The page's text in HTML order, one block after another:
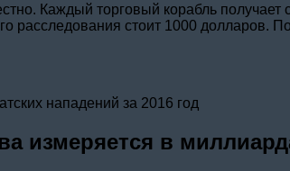
Каждый торговый корабль
расследования стоит 1000 долларов.
нападений за 2016 год
измеряется в